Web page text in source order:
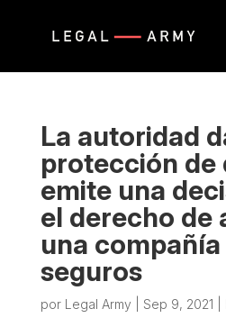
La autoridad
protección de
emite una
el derecho de
una compañía
seguros
por Legal Army Sep 9, 2021